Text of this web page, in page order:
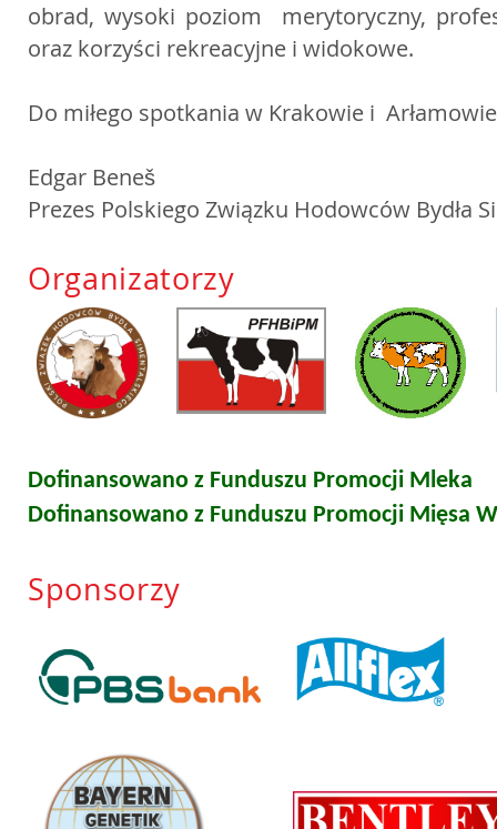
obrad, wysoki poziom merytoryczny,
oraz korzyści rekreacyjne i widokowe.
Do miłego spotkania w Krakowie i
Edgar Beneš
Prezes Polskiego Związku Hodowców Bydła
Organizatorzy
Dofinansowano z Funduszu Promocji Mleka
Dofinansowano z Funduszu Promocji Mięsa
Sponsorzy